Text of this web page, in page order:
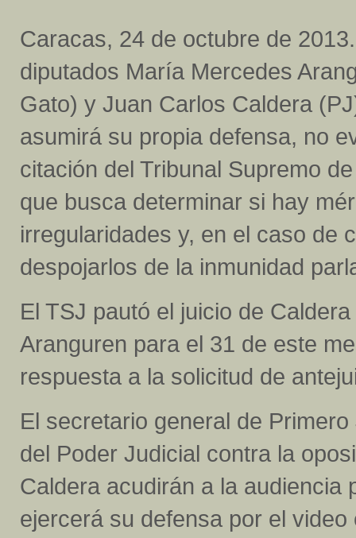
Caracas, 24 de octubre de
diputados María Mercedes
Gato) y Juan Carlos Caldera
asumirá su propia defensa, no
citación del Tribunal Supremo
que busca determinar si hay
irregularidades y, en el caso de
despojarlos de la inmunidad
El TSJ pautó el juicio de
Aranguren para el 31 de este
respuesta a la solicitud de
El secretario general de
del Poder Judicial contra la
Caldera acudirán a la audiencia
ejercerá su defensa por el